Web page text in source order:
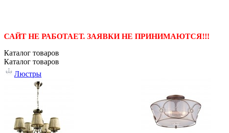
САЙТ НЕ РАБОТАЕТ. ЗАЯВКИ НЕ ПРИНИМАЮТСЯ!!!
Каталог товаров
Каталог товаров
Люстры